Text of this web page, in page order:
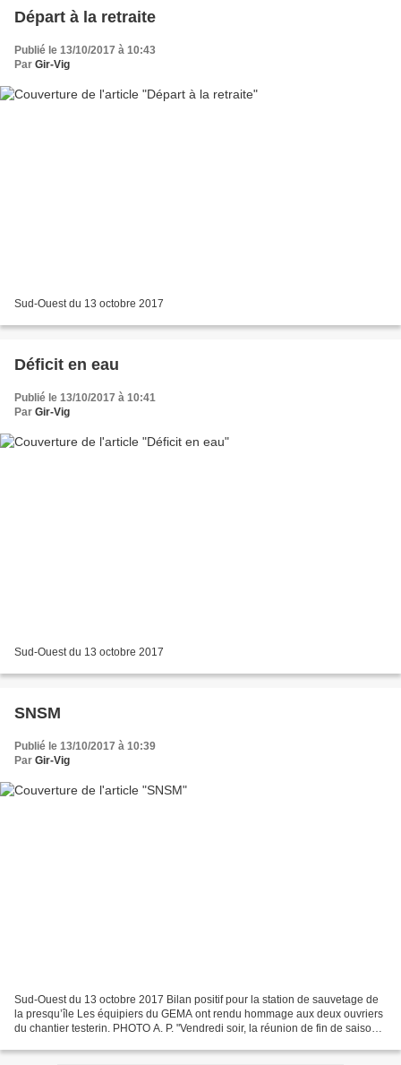
Départ à la retraite
Publié le 13/10/2017 à 10:43
Par Gir-Vig
Sud-Ouest du 13 octobre 2017
Déficit en eau
Publié le 13/10/2017 à 10:41
Par Gir-Vig
Sud-Ouest du 13 octobre 2017
SNSM
Publié le 13/10/2017 à 10:39
Par Gir-Vig
Sud-Ouest du 13 octobre 2017 Bilan positif pour la station de sauvetage de
la presqu’île Les équipiers du GEMA ont rendu hommage aux deux ouvriers
du chantier testerin. PHOTO A. P. "Vendredi soir, la réunion de fin de saison à